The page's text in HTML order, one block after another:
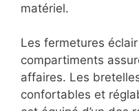
matériel.
Les fermetures
compartiments
affaires. Les
confortables et